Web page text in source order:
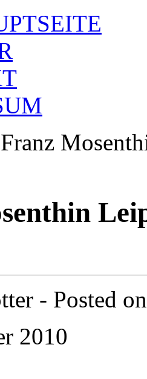
Franz
- Posted
2010